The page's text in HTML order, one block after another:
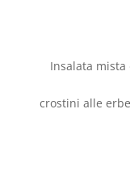
Insalata
crostini alle